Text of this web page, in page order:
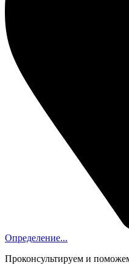
Определение...
Проконсультируем и